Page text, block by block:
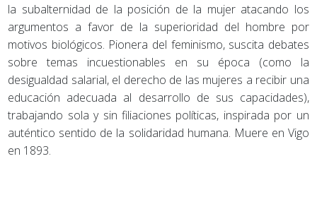
la subalternidad de la posición de la mujer atacando los
argumentos a favor de la superioridad del hombre por
motivos biológicos. Pionera del feminismo, suscita debates
sobre temas incuestionables en su época (como la
desigualdad salarial, el derecho de las mujeres a recibir una
educación adecuada al desarrollo de sus capacidades),
trabajando sola y sin filiaciones políticas, inspirada por un
auténtico sentido de la solidaridad humana. Muere en Vigo
en 1893.